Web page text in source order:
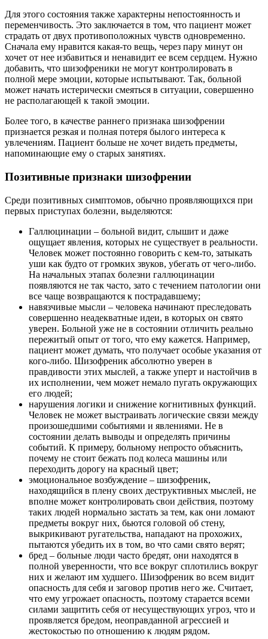
Для этого состояния также характерны непостоянность и
переменчивость. Это заключается в том, что пациент может
страдать от двух противоположных чувств одновременно.
Сначала ему нравится какая-то вещь, через пару минут он
хочет от нее избавиться и ненавидит ее всем сердцем. Нужно
добавить, что шизофреники не могут контролировать в
полной мере эмоции, которые испытывают. Так, больной
может начать истерически смеяться в ситуации, совершенно
не располагающей к такой эмоции.
Более того, в качестве раннего признака шизофрении
признается резкая и полная потеря былого интереса к
увлечениям. Пациент больше не хочет видеть предметы,
напоминающие ему о старых занятиях.
Позитивные признаки шизофрении
Среди позитивных симптомов, обычно проявляющихся при
первых приступах болезни, выделяются:
Галлюцинации – больной видит, слышит и даже
ощущает явления, которых не существует в реальности.
Человек может постоянно говорить с кем-то, затыкать
уши как будто от громких звуков, убегать от чего-либо.
На начальных этапах болезни галлюцинации
появляются не так часто, зато с течением патологии они
все чаще возвращаются к пострадавшему;
навязчивые мысли – человека начинают преследовать
совершенно неадекватные идеи, в которых он свято
уверен. Больной уже не в состоянии отличить реально
пережитый опыт от того, что ему кажется. Например,
пациент может думать, что получает особые указания от
кого-либо. Шизофреник абсолютно уверен в
правдивости этих мыслей, а также уперт и настойчив в
их исполнении, чем может немало пугать окружающих
его людей;
нарушения логики и снижение когнитивных функций.
Человек не может выстраивать логические связи между
произошедшими событиями и явлениями. Не в
состоянии делать выводы и определять причины
событий. К примеру, больному непросто объяснить,
почему не стоит бежать под колеса машины или
переходить дорогу на красный цвет;
эмоциональное возбуждение – шизофреник,
находящийся в плену своих деструктивных мыслей, не
вполне может контролировать свои действия, поэтому
таких людей нормально застать за тем, как они ломают
предметы вокруг них, бьются головой об стену,
выкрикивают ругательства, нападают на прохожих,
пытаются убедить их в том, во что сами свято верят;
бред – больные люди часто бредят, они находятся в
полной уверенности, что все вокруг сплотились вокруг
них и желают им худшего. Шизофреник во всем видит
опасность для себя и заговор против него же. Считает,
что ему угрожает опасность, поэтому старается всеми
силами защитить себя от несуществующих угроз, что и
проявляется бредом, неоправданной агрессией и
жестокостью по отношению к людям рядом.